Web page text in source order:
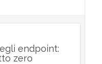
endpoint:
zero